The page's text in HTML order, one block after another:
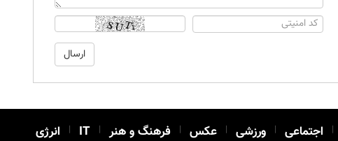
| اجتماعی | ورزشی | عکس | فرهنگ و هنر |
IT
| انرژی